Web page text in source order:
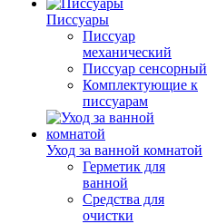
Писсуары
Писсуар
механический
Писсуар сенсорный
Комплектующие к
писсуарам
Уход за ванной комнатой
Герметик для
ванной
Средства для
очистки